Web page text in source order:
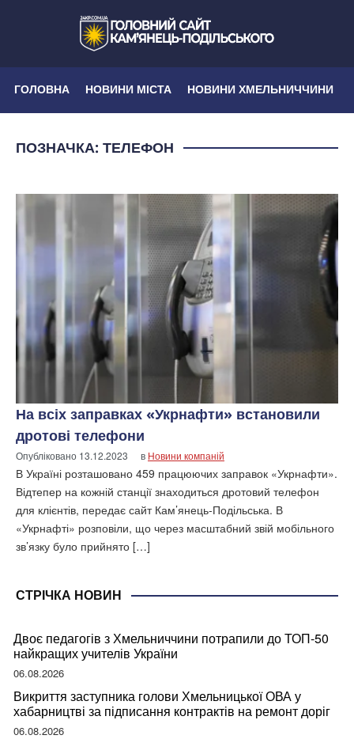
ГОЛОВНА НОВИНИ МІСТА НОВИНИ ХМЕЛЬНИЧЧИНИ
ПОЗНАЧКА: ТЕЛЕФОН
На всіх заправках «Укрнафти» встановили
дротові телефони
Опубліковано 13.12.2023 в Новини компаній
В Україні розташовано 459 працюючих заправок «Укрнафти».
Відтепер на кожній станції знаходиться дротовий телефон
для клієнтів, передає сайт Кам’янець-Подільська. В
«Укрнафті» розповіли, що через масштабний звій мобільного
зв’язку було прийнято […]
СТРІЧКА НОВИН
Двоє педагогів з Хмельниччини потрапили до ТОП-50
найкращих учителів України
06.08.2026
Викриття заступника голови Хмельницької ОВА у
хабарництві за підписання контрактів на ремонт доріг
06.08.2026